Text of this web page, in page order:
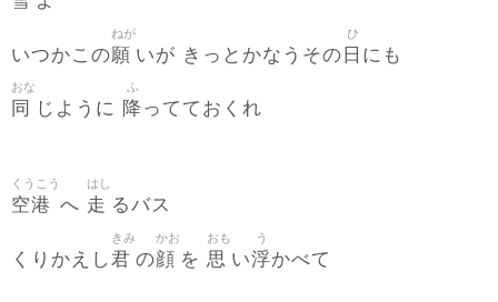
いつかこの願
ねが
いが きっとかなうその 日
ひ
にも
同
おな
じように 降
ふ
ってておくれ
空港
くうこう
へ 走
はし
るバス
くりかえし君
きみ
の顔
かお
を 思
おも
い浮
う
かべて